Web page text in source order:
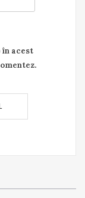
în acest